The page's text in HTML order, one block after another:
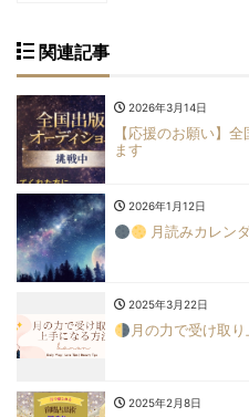
関連記事
2026年3月14日
【応援のお願い】
ます
2026年1月12日
月読みカレン
2025年3月22日
月の力で受け取
2025年2月8日